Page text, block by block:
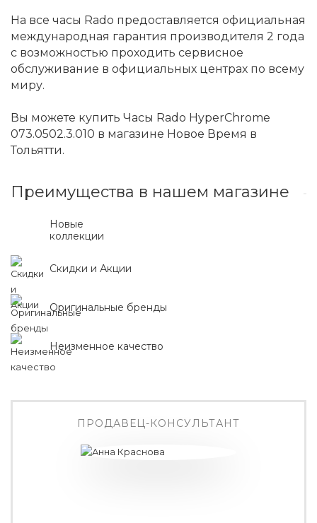
На все часы Rado предоставляется официальная
международная гарантия производителя 2 года
с возможностью проходить сервисное
обслуживание в официальных центрах по всему
миру.
Вы можете купить Часы Rado HyperChrome
073.0502.3.010 в магазине Новое Время в
Тольятти.
Преимущества в нашем магазине
Новые
коллекции
Скидки и Акции
Оригинальные бренды
Неизменное качество
ПРОДАВЕЦ-КОНСУЛЬТАНТ